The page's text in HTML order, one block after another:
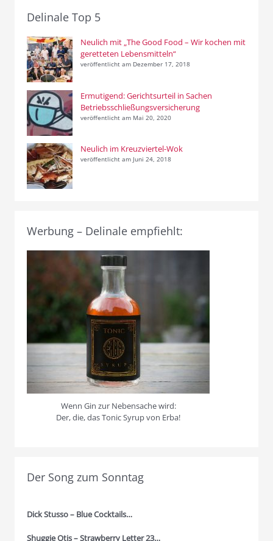
Delinale Top 5
Neulich mit „The Good Food – Wir kochen mit
geretteten Lebensmitteln“
veröffentlicht am Dezember 17, 2018
Ermutigend: Gerichtsurteil in Sachen
Betriebsschließungsversicherung
veröffentlicht am Mai 20, 2020
Neulich im Kreuzviertel-Wok
veröffentlicht am Juni 24, 2018
Werbung – Delinale empfiehlt:
Wenn Gin zur Nebensache wird:
Der, die, das Tonic Syrup von Erba!
Der Song zum Sonntag
Dick Stusso – Blue Cocktails…
Shuggie Otis – Strawberry Letter 23…